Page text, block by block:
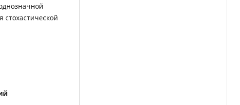
стохастической